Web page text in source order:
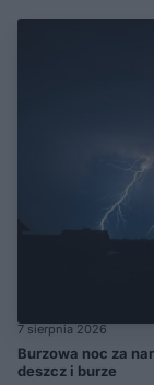
7 sierpnia 2026
Burzowa noc za
deszcz i burze